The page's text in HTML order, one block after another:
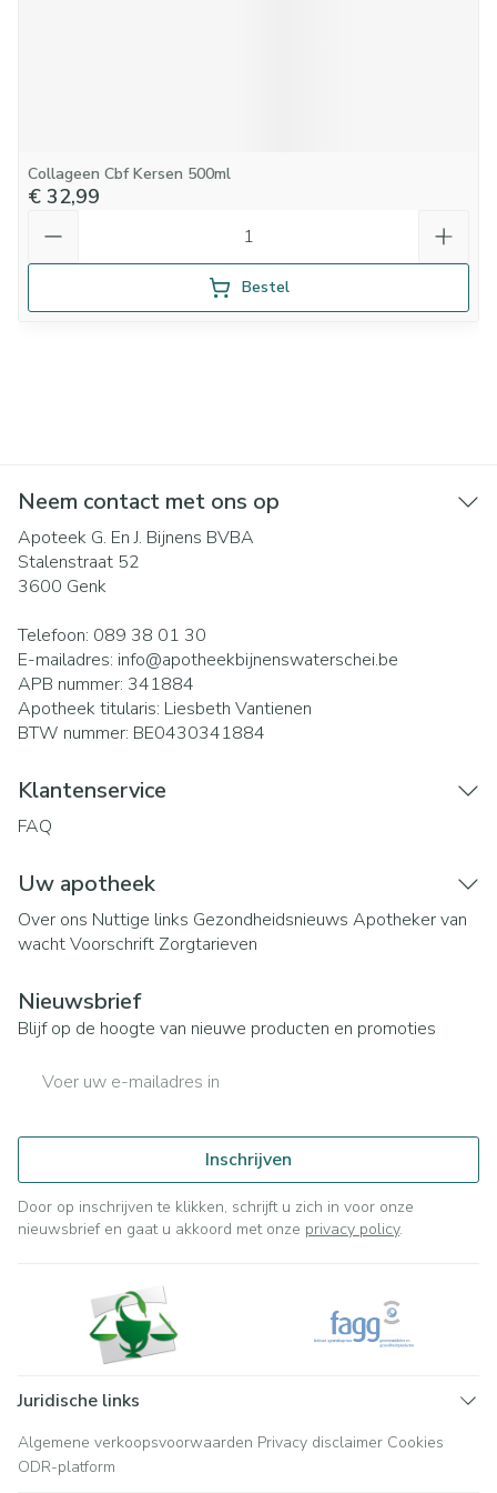
Collageen Cbf Kersen 500ml
€ 32,99
Bestel
Neem contact met ons op
Apoteek G. En J. Bijnens BVBA
Stalenstraat 52
3600 Genk
Telefoon: 089 38 01 30
E-mailadres: info@apotheekbijnenswaterschei.be
APB nummer: 341884
Apotheek titularis: Liesbeth Vantienen
BTW nummer: BE0430341884
Klantenservice
FAQ
Uw apotheek
Over ons Nuttige links Gezondheidsnieuws Apotheker van
wachtVoorschrift Zorgtarieven
Nieuwsbrief
Blijf op de hoogte van nieuwe producten en promoties
Inschrijven
Door op inschrijven te klikken, schrijft u zich in voor onze
nieuwsbrief en gaat u akkoord met onze privacy policy.
Juridische links
Algemene verkoopsvoorwaarden Privacy disclaimer Cookies
ODR-platform